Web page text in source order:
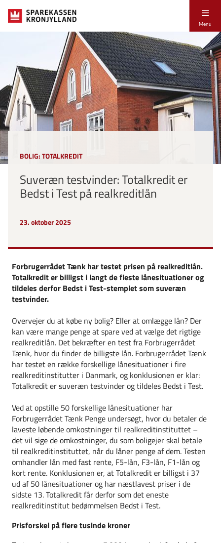
Menu
BOLIG: TOTALKREDIT
Suveræn testvinder: Totalkredit er
Bedst i Test på realkreditlån
23. oktober 2025
Forbrugerrådet Tænk har testet prisen på realkreditlån.
Totalkredit er billigst i langt de fleste lånesituationer og
tildeles derfor Bedst i Test-stemplet som suveræn
testvinder.
Overvejer du at købe ny bolig? Eller at omlægge lån? Der
kan være mange penge at spare ved at vælge det rigtige
realkreditlån. Det bekræfter en test fra Forbrugerrådet
Tænk, hvor du finder de billigste lån. Forbrugerrådet Tænk
har testet en række forskellige lånesituationer i fire
realkreditinstitutter i Danmark, og konklusionen er klar:
Totalkredit er suveræn testvinder og tildeles Bedst i Test.
Ved at opstille 50 forskellige lånesituationer har
Forbrugerrådet Tænk Penge undersøgt, hvor du betaler de
laveste løbende omkostninger til realkreditinstituttet –
det vil sige de omkostninger, du som boligejer skal betale
til realkreditinstituttet, når du låner penge af dem. Testen
omhandler lån med fast rente, F5-lån, F3-lån, F1-lån og
kort rente. Konklusionen er, at Totalkredit er billigst i 37
ud af 50 lånesituationer og har næstlavest priser i de
sidste 13. Totalkredit får derfor som det eneste
realkreditinstitut bedømmelsen Bedst i Test.
Prisforskel på flere tusinde kroner